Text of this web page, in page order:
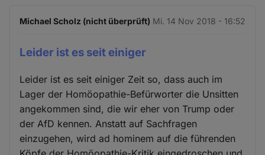
Michael Scholz (nicht überprüft) Mi. 14 Nov 2018 - 16:52
Leider ist es seit einiger
Leider ist es seit einiger Zeit so, dass auch im
Lager der Homöopathie-Befürworter die Unsitten
angekommen sind, die wir eher von Trump oder
der AfD kennen. Anstatt auf Sachfragen
einzugehen, wird ad hominem auf die führenden